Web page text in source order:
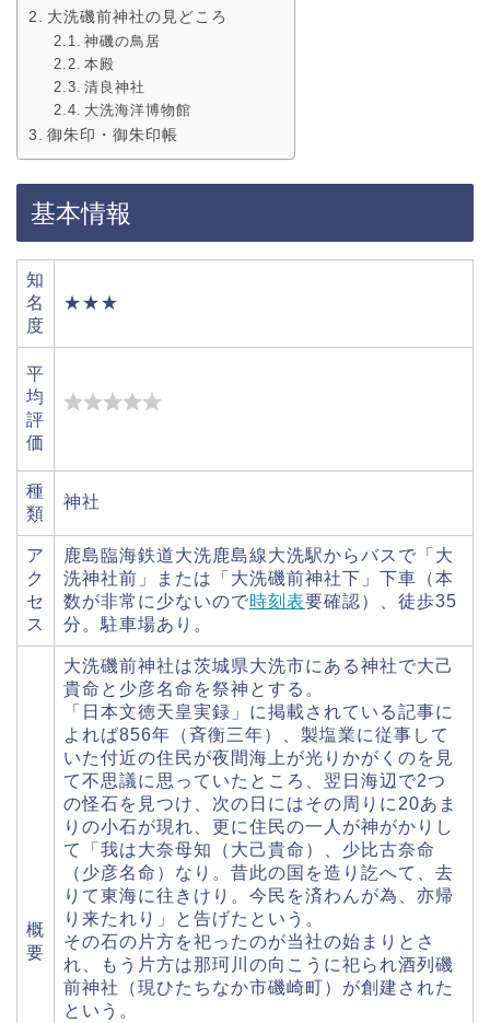
大洗磯前神社の見どころ
神磯の鳥居
本殿
清良神社
大洗海洋博物館
御朱印・御朱印帳
基本情報
知
名
度
★★★
平
均
評
価
種
類
神社
ア
ク
セ
ス
鹿島臨海鉄道大洗鹿島線大洗駅からバスで「大
洗神社前」または「大洗磯前神社下」下車（本
数が非常に少ないので時刻表要確認）、徒歩35
分。駐車場あり。
概
要
大洗磯前神社は茨城県大洗市にある神社で大己
貴命と少彦名命を祭神とする。
「日本文徳天皇実録」に掲載されている記事に
よれば856年（斉衡三年）、製塩業に従事して
いた付近の住民が夜間海上が光りかがくのを見
て不思議に思っていたところ、翌日海辺で2つ
の怪石を見つけ、次の日にはその周りに20あま
りの小石が現れ、更に住民の一人が神がかりし
て「我は大奈母知（大己貴命）、少比古奈命
（少彦名命）なり。昔此の国を造り訖へて、去
りて東海に往きけり。今民を済わんが為、亦帰
り来たれり」と告げたという。
その石の片方を祀ったのが当社の始まりとさ
れ、もう片方は那珂川の向こうに祀られ酒列磯
前神社（現ひたちなか市磯崎町）が創建された
という。